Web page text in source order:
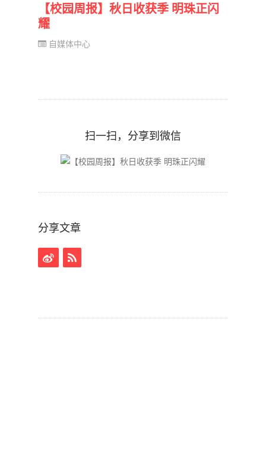
【校园周报】秋日收获季 明珠正闪
耀
自媒体中心
扫一扫，分享到微信
分享文章